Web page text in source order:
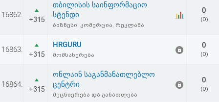
პასუხი
პაროლის
16862.
+315
თბილისის საინფორმაციო
სტენდი
ბიზნესი, კომერცია, რეკლამა
0
(0)
16863.
+315
HRGURU
მომსახურება
0
(0)
16864.
+315
ონლაინ საგანმანათლებლო
ცენტრი
მეცნიერება და განათლება
0
(0)